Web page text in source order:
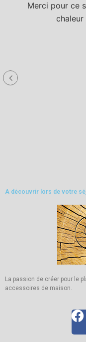
Merci pour ce
A découvrir lors de votre
La passion de créer pour le
accessoires de maison.